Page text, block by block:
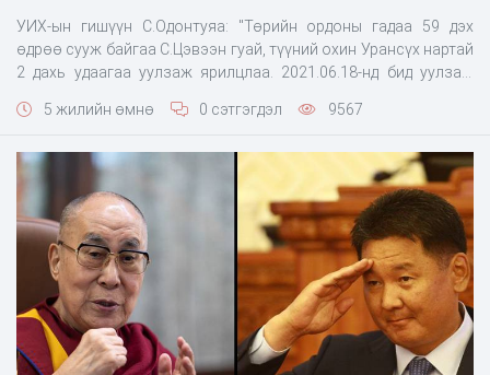
УИХ-ын гишүүн С.Одонтуяа: "Төрийн ордоны гадаа 59 дэх
өдрөө сууж байгаа С.Цэвээн гуай, түүний охин Урансүх нартай
2 дахь удаагаа уулзаж ярилцлаа. 2021.06.18-нд бид уулзаж
бичиг явуулж байсан. Өнөөдөр өрөөндөө уулзаж хамтдаа
шийдэж чадахгүй ч гэсэн асууд
5 жилийн өмнө 0 сэтгэгдэл 9567